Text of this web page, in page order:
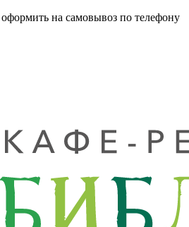
на самовывоз по телефону